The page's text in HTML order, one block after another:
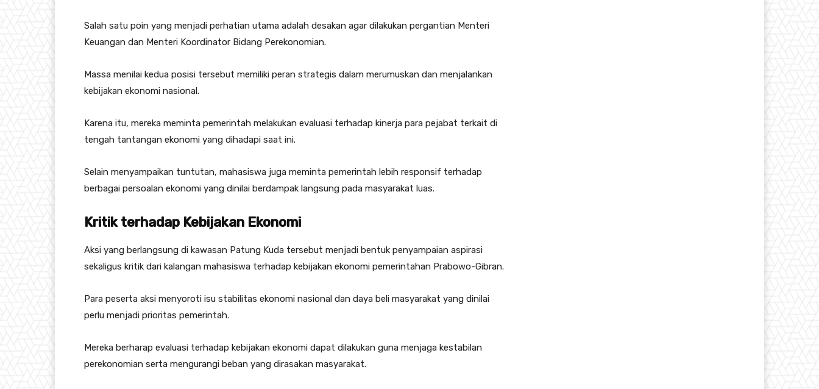
Salah satu poin yang menjadi perhatian utama adalah desakan agar dilakukan pergantian Menteri
Keuangan dan Menteri Koordinator Bidang Perekonomian.
Massa menilai kedua posisi tersebut memiliki peran strategis dalam merumuskan dan menjalankan
kebijakan ekonomi nasional.
Karena itu, mereka meminta pemerintah melakukan evaluasi terhadap kinerja para pejabat terkait di
tengah tantangan ekonomi yang dihadapi saat ini.
Selain menyampaikan tuntutan, mahasiswa juga meminta pemerintah lebih responsif terhadap
berbagai persoalan ekonomi yang dinilai berdampak langsung pada masyarakat luas.
Kritik terhadap Kebijakan Ekonomi
Aksi yang berlangsung di kawasan Patung Kuda tersebut menjadi bentuk penyampaian aspirasi
sekaligus kritik dari kalangan mahasiswa terhadap kebijakan ekonomi pemerintahan Prabowo-Gibran.
Para peserta aksi menyoroti isu stabilitas ekonomi nasional dan daya beli masyarakat yang dinilai
perlu menjadi prioritas pemerintah.
Mereka berharap evaluasi terhadap kebijakan ekonomi dapat dilakukan guna menjaga kestabilan
perekonomian serta mengurangi beban yang dirasakan masyarakat.